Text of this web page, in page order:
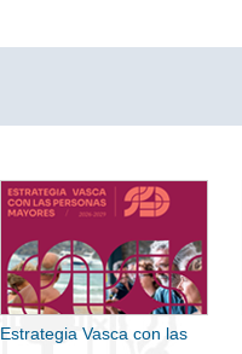
Estrategia Vasca con las